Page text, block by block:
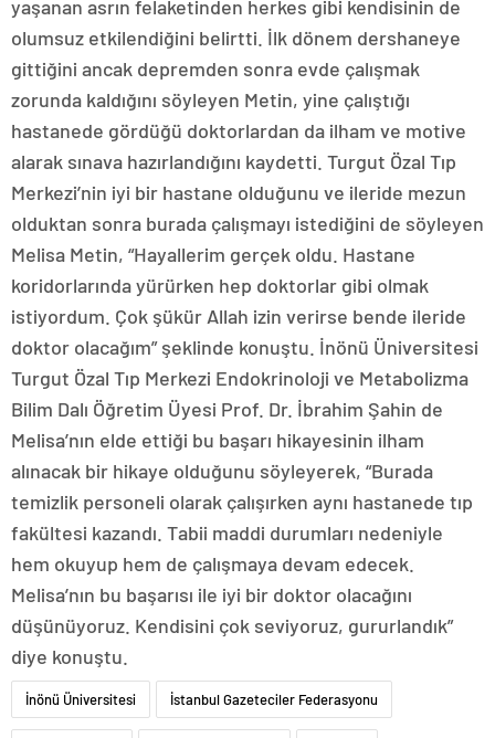
yaşanan asrın felaketinden herkes gibi kendisinin de
olumsuz etkilendiğini belirtti. İlk dönem dershaneye
gittiğini ancak depremden sonra evde çalışmak
zorunda kaldığını söyleyen Metin, yine çalıştığı
hastanede gördüğü doktorlardan da ilham ve motive
alarak sınava hazırlandığını kaydetti. Turgut Özal Tıp
Merkezi’nin iyi bir hastane olduğunu ve ileride mezun
olduktan sonra burada çalışmayı istediğini de söyleyen
Melisa Metin, “Hayallerim gerçek oldu. Hastane
koridorlarında yürürken hep doktorlar gibi olmak
istiyordum. Çok şükür Allah izin verirse bende ileride
doktor olacağım” şeklinde konuştu. İnönü Üniversitesi
Turgut Özal Tıp Merkezi Endokrinoloji ve Metabolizma
Bilim Dalı Öğretim Üyesi Prof. Dr. İbrahim Şahin de
Melisa’nın elde ettiği bu başarı hikayesinin ilham
alınacak bir hikaye olduğunu söyleyerek, “Burada
temizlik personeli olarak çalışırken aynı hastanede tıp
fakültesi kazandı. Tabii maddi durumları nedeniyle
hem okuyup hem de çalışmaya devam edecek.
Melisa’nın bu başarısı ile iyi bir doktor olacağını
düşünüyoruz. Kendisini çok seviyoruz, gururlandık”
diye konuştu.
İnönü Üniversitesi İstanbul Gazeteciler Federasyonu